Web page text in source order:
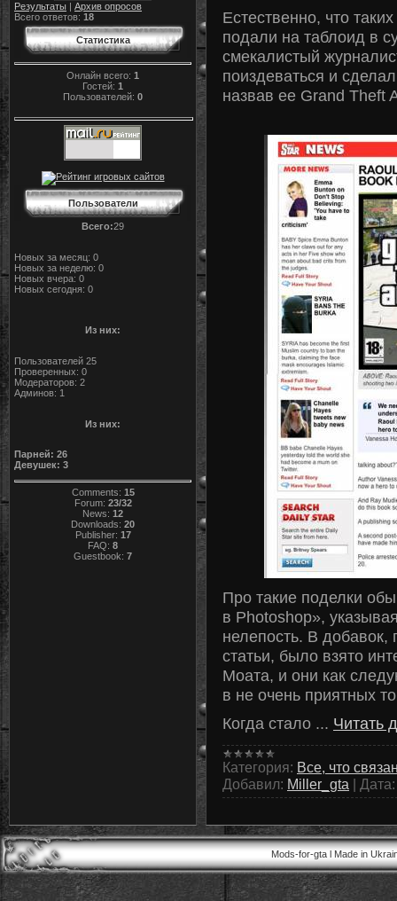
Результаты | Архив опросов
Всего ответов: 18
Статистика
Онлайн всего: 1
Гостей: 1
Пользователей: 0
Пользователи
Всего:29
Новых за месяц: 0
Новых за неделю: 0
Новых вчера: 0
Новых сегодня: 0
Из них:
Пользователей 25
Проверенных: 0
Модераторов: 2
Админов: 1
Из них:
Парней: 26
Девушек: 3
Comments: 15
Forum: 23/32
News: 12
Downloads: 20
Publisher: 17
FAQ: 8
Guestbook: 7
Естественно, что
подали на таблоид в
смекалистый
поиздеваться и
назвав ее Grand Theft
Про такие поделки
в Photoshop»,
нелепость. В добавок,
статьи, было взято
Моата, и они как
в не очень приятных
Когда стало ... Читать
Категория: Все, что
Добавил: Miller_gta | Дата:
Mods-for-gta l Made in